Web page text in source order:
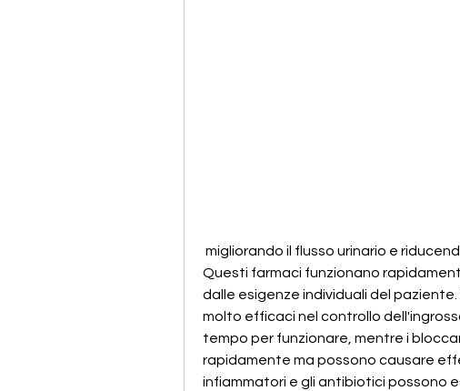
Questi farmaci funzionano
dalle esigenze individuali del
molto efficaci nel controllo
tempo per funzionare, mentre i
rapidamente ma possono causare
infiammatori e gli antibiotici possono